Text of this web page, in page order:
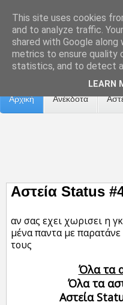
Επικοινωνία Διαφήμιση
Αρχική Ανέκδοτα
Αστεία Status
αν σας εχει χωρισει η
μένα παντα με
τους
Όλα τα
Όλα τα
Αστεία
This site uses cookies
and to analyze traffic.
shared with Google
metrics to ensure quality
statistics, and to detect
LEARN